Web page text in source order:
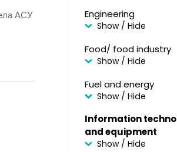
АСУ
Engineering
Show / Hide
Food/ food industry
Show / Hide
Fuel and energy
Show / Hide
Information
and equipment
Show / Hide